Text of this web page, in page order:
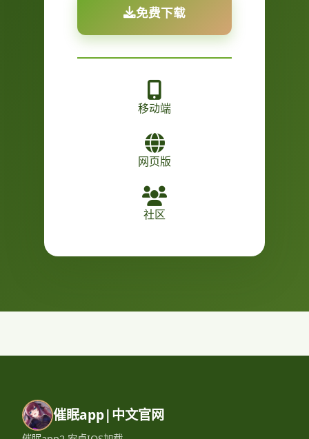
免费下载
移动端
网页版
社区
催眠app|中文官网